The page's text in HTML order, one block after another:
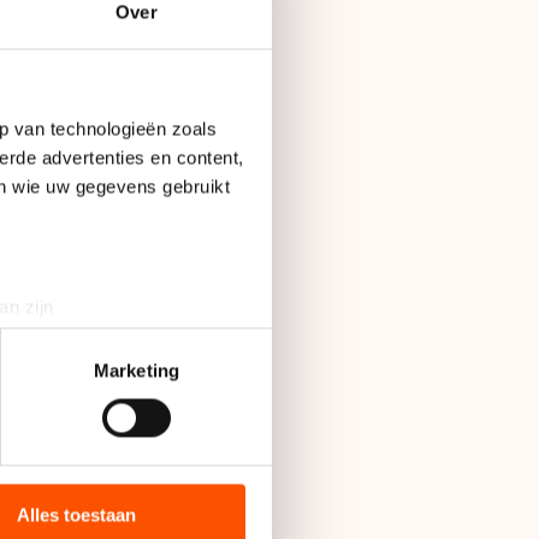
Over
van technologieën zoals
advertenties en content,
wie uw gegevens gebruikt
zijn
detailgedeeltein. U kunt uw
advertenties en
zij hebben verzameld via
Marketing
Alles toestaan
Op
tegenstelling tot
Wesselius.